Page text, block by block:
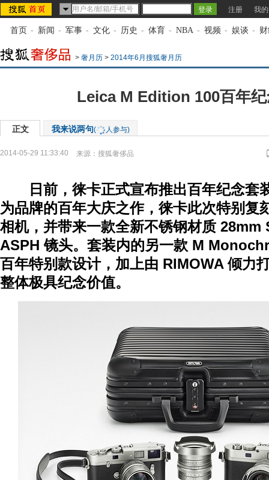
注册 我
首页 - 新闻 - 军事 - 文化 - 历史 - 体育 - NBA - 视频 - 娱谈 -
> 奢月历 > 2014年6月搜狐奢月历
Leica M Edition 100百年
正文 我来说两句( 人参与)
2014-05-29 11:33:40 来源： 搜狐奢侈品
日前，徕卡正式宣布推出百年纪念套
为品牌的百年大庆之作，徕卡此次特别复
相机，并带来一款全新不锈钢材质
ASPH 镜头。套装内的另一款 M
百年特别款设计，加上由 RIMOWA 倾力
整体极具纪念价值。